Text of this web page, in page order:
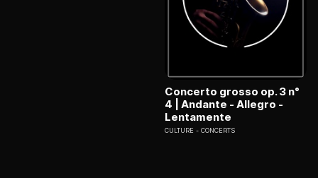
Concerto grosso op. 3 n°
4 | Andante - Allegro -
Lentamente
CULTURE CONCERTS